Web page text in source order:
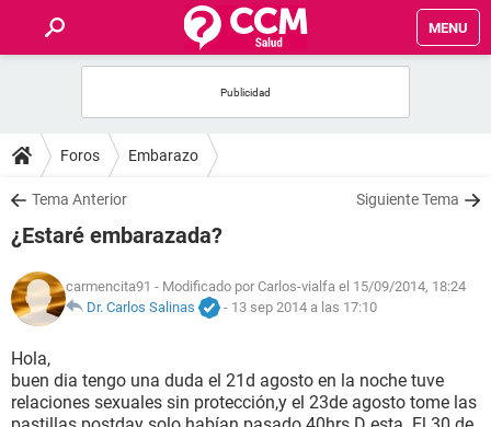
MENU
FOROS
SALUD
FAMILIA
NUTRICIÓN
BIENESTAR
SEXUALIDAD
Foros Embarazo
Tema Anterior Siguiente Tema
¿Estaré embarazada?
carmencita91 - Modificado por Carlos-vialfa el 15/09/2014, 18:24
Dr. Carlos Salinas
- 13 sep 2014 a las 17:10
Hola,
buen dia tengo una duda el 21d agosto en la noche tuve
relaciones sexuales sin protección,y el 23de agosto tome las